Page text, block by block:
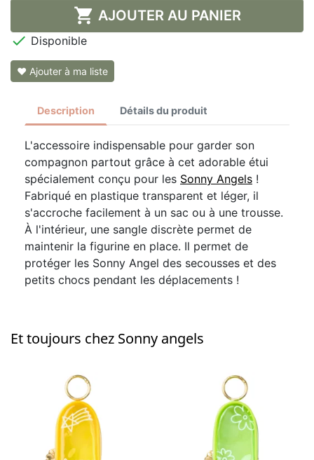
 AJOUTER AU PANIER
 Disponible
❤ Ajouter à ma liste
Description Détails du produit
L'accessoire indispensable pour garder son
compagnon partout grâce à cet adorable étui
spécialement conçu pour les Sonny Angels !
Fabriqué en plastique transparent et léger, il
s'accroche facilement à un sac ou à une trousse.
À l'intérieur, une sangle discrète permet de
maintenir la figurine en place. Il permet de
protéger les Sonny Angel des secousses et des
petits chocs pendant les déplacements !
Et toujours chez Sonny angels